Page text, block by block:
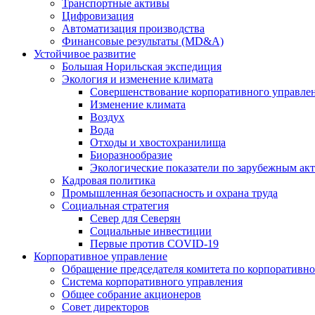
Транспортные активы
Цифровизация
Автоматизация производства
Финансовые результаты (MD&A)
Устойчивое развитие
Большая Норильская экспедиция
Экология и изменение климата
Совершенствование корпоративного
Изменение климата
Воздух
Вода
Отходы и хвостохранилища
Биоразнообразие
Экологические показатели по зарубежным
Кадровая политика
Промышленная безопасность и охрана труда
Социальная стратегия
Север для Северян
Социальные инвестиции
Первые против COVID‑19
Корпоративное управление
Обращение председателя комитета по
Система корпоративного управления
Общее собрание акционеров
Совет директоров